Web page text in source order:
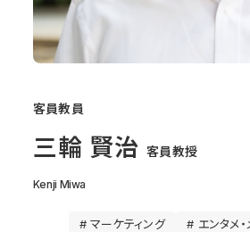
客員教員
三輪 賢治 客員教授
Kenji Miwa
# マーケティング # エンタメ・